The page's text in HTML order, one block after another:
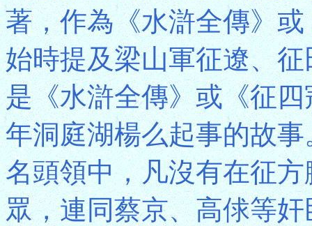
著，作為《水滸全傳》
始時提及梁山軍征遼、
是《水滸全傳》或《征
年洞庭湖楊么起事的故
名頭領中，凡沒有在征
眾，連同蔡京、高俅等